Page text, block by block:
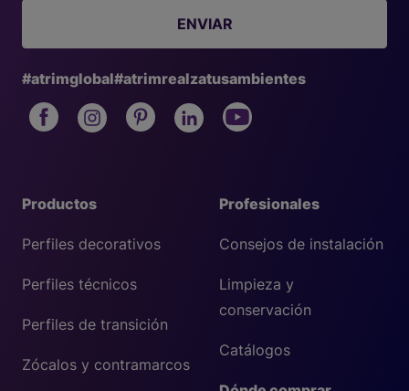
Profesionales
Consejos de instalación
Limpieza y
conservación
Catálogos
Productos
Perfiles decorativos
Perfiles técnicos
Perfiles de transición
Zócalos y contramarcos
ENVIAR
#atrimglobal#atrimrealzatusambientes